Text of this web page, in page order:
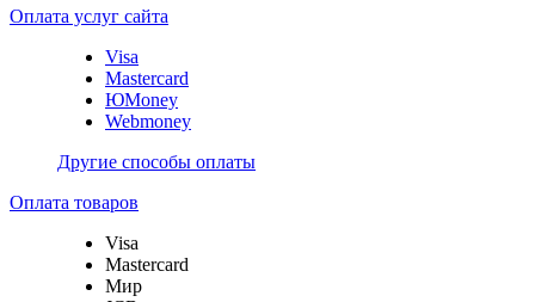
Оплата услуг сайта
Visa
Mastercard
ЮMoney
Webmoney
Другие способы оплаты
Оплата товаров
Visa
Mastercard
Мир